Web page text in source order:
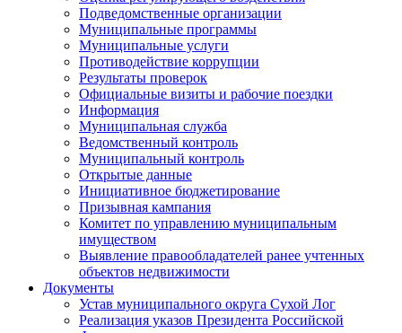
Подведомственные организации
Муниципальные программы
Муниципальные услуги
Противодействие коррупции
Результаты проверок
Официальные визиты и рабочие поездки
Информация
Муниципальная служба
Ведомственный контроль
Муниципальный контроль
Открытые данные
Инициативное бюджетирование
Призывная кампания
Комитет по управлению муниципальным
имуществом
Выявление правообладателей ранее учтенных
объектов недвижимости
Документы
Устав муниципального округа Сухой Лог
Реализация указов Президента Российской